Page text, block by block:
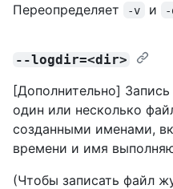
Переопределяет
-v и -
--logdir=<dir>
[Дополнительно]
один или несколько
созданными именами,
времени и имя
(Чтобы записать файл